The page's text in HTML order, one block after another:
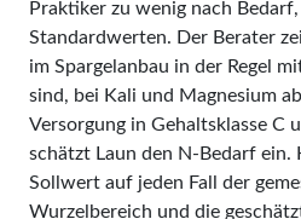
Praktiker zu wenig nach
Standardwerten. Der Berater
im Spargelanbau in der Regel
sind, bei Kali und Magnesium
Versorgung in Gehaltsklasse C
schätzt Laun den N-Bedarf ein.
Sollwert auf jeden Fall der
Wurzelbereich und die